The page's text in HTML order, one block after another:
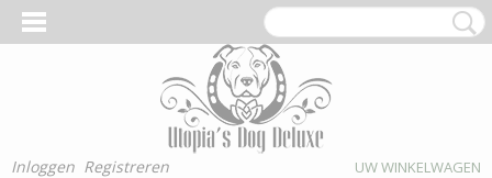
Inloggen Registreren
UW WINKELWAGEN